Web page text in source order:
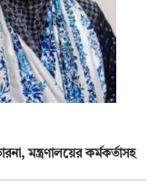
মন্ত্রণালয়ের কর্মকর্তাসহ